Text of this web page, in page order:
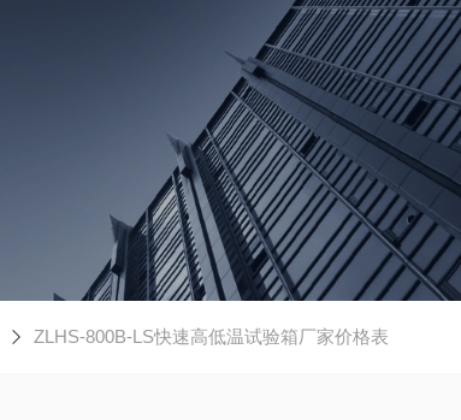
ZLHS-800B-LS快速高低温试验箱厂家价格表